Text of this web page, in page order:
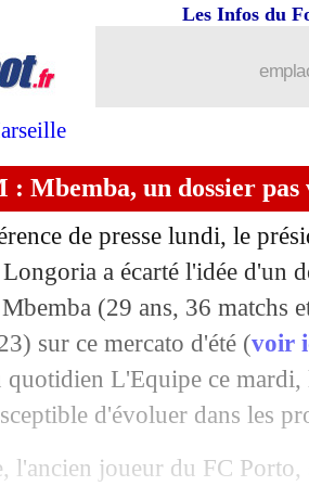
Les Infos du
: Mbemba, un dossier
de presse lundi, le
a écarté l'idée d'un
Mbemba (29 ans, 36 matchs
sur ce mercato d'été (voir
L'Equipe ce
d'évoluer dans les
l'ancien joueur du FC
: Walker finalement
les Marocaines saluées sur
Renard en veut
Sommer sent de la
France 4-0 Maroc (fini)
encore un écart avec
est intéressé